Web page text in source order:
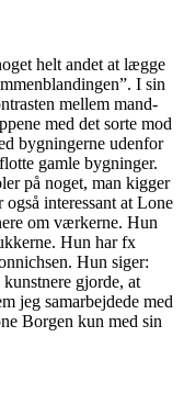
helt andet at lægge
I sin
mellem mand-
med det sorte mod
bygningerne udenfor
gamle bygninger.
på noget, man kigger
interessant at Lone
om værkerne. Hun
Hun har fx
Hun siger:
gjorde, at
jeg samarbejdede med
Borgen kun med sin